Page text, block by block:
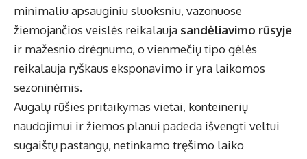
minimaliu apsauginiu sluoksniu, vazonuose
žiemojančios veislės reikalauja sandėliavimo rūsyje
ir mažesnio drėgnumo, o vienmečių tipo gėlės
reikalauja ryškaus eksponavimo ir yra laikomos
sezoninėmis.
Augalų rūšies pritaikymas vietai, konteinerių
naudojimui ir žiemos planui padeda išvengti veltui
sugaištų pastangų, netinkamo tręšimo laiko